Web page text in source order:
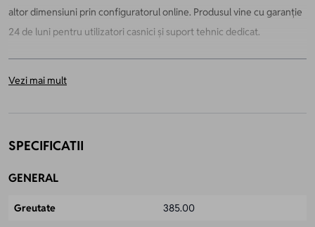
altor dimensiuni prin configuratorul online. Produsul vine cu garanție
24 de luni pentru utilizatori casnici și suport tehnic dedicat.
Vezi mai mult
SPECIFICATII
GENERAL
Greutate 385.00